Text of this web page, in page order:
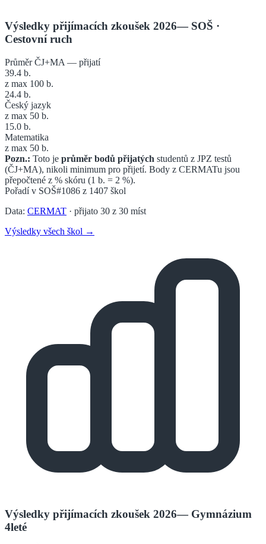
Výsledky přijímacích zkoušek 2026— SOŠ ·
Cestovní ruch
Průměr ČJ+MA — přijatí
39.4 b.
z max 100 b.
24.4 b.
Český jazyk
z max 50 b.
15.0 b.
Matematika
z max 50 b.
Pozn.: Toto je průměr bodů přijatých studentů z JPZ testů
(ČJ+MA), nikoli minimum pro přijetí. Body z CERMATu jsou
přepočtené z % skóru (1 b. = 2 %).
Pořadí v SOŠ#1086 z 1407 škol
Data: CERMAT · přijato 30 z 30 míst
Výsledky všech škol →
Výsledky přijímacích zkoušek 2026— Gymnázium
4leté